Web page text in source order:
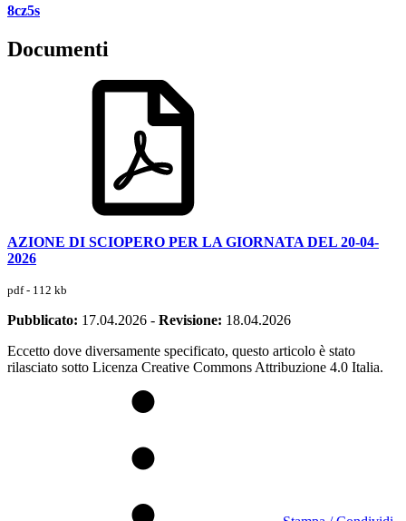
8cz5s
Documenti
AZIONE DI SCIOPERO PER LA GIORNATA DEL 20-04-
2026
pdf - 112 kb
Pubblicato: 17.04.2026 - Revisione: 18.04.2026
Eccetto dove diversamente specificato, questo articolo è stato
rilasciato sotto Licenza Creative Commons Attribuzione 4.0 Italia.